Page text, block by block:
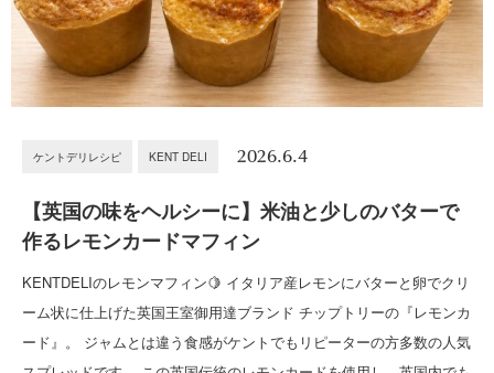
ケントデリレシピ KENT DELI 2026.6.4
【英国の味をヘルシーに】米油と少しのバターで
作るレモンカードマフィン
KENTDELIのレモンマフィン🍋 イタリア産レモンにバターと卵でクリ
ーム状に仕上げた英国王室御用達ブランド チップトリーの『レモンカ
ード』。 ジャムとは違う食感がケントでもリピーターの方多数の人気